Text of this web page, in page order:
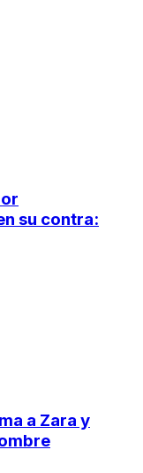
su contra:
a Zara y